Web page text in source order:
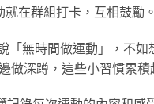
在群組打卡，互相鼓勵。
「無時間做運動」，不
做深蹲，這些小習慣累積